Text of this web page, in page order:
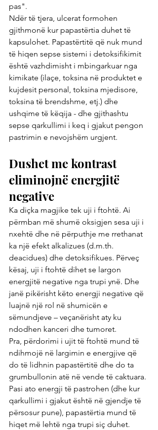
pas".
Ndër të tjera, ulcerat formohen
gjithmonë kur papastërtia duhet të
kapsulohet. Papastërtitë që nuk mund
të hiqen sepse sistemi i detoksifikimit
është vazhdimisht i mbingarkuar nga
kimikate (ilaçe, toksina në produktet e
kujdesit personal, toksina mjedisore,
toksina të brendshme, etj.) dhe
ushqime të këqija - dhe gjithashtu
sepse qarkullimi i keq i gjakut pengon
pastrimin e nevojshëm urgjent.
Dushet me kontrast
eliminojnë energjitë
negative
Ka diçka magjike tek uji i ftohtë. Ai
përmban më shumë oksigjen sesa uji i
nxehtë dhe në përputhje me rrethanat
ka një efekt alkalizues (d.m.th.
deacidues) dhe detoksifikues. Përveç
kësaj, uji i ftohtë dihet se largon
energjitë negative nga trupi ynë. Dhe
janë pikërisht këto energji negative që
luajnë një rol në shumicën e
sëmundjeve – veçanërisht aty ku
ndodhen kanceri dhe tumoret.
Pra, përdorimi i ujit të ftohtë mund të
ndihmojë në largimin e energjive që
do të lidhnin papastërtitë dhe do ta
grumbullonin atë në vende të caktuara.
Pasi ato energji të pastrohen (dhe kur
qarkullimi i gjakut është në gjendje të
përsosur pune), papastërtia mund të
hiqet më lehtë nga trupi siç duhet.